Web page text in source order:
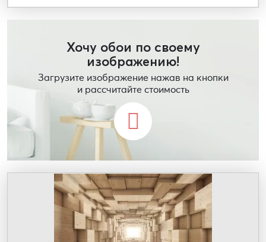
Хочу обои по своему
изображению!
Загрузите изображение нажав на кнопки
и рассчитайте стоимость